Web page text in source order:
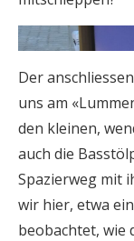
Der
uns am
den kleinen,
auch die
Spazierweg mit
wir hier, etwa
beobachtet, wie